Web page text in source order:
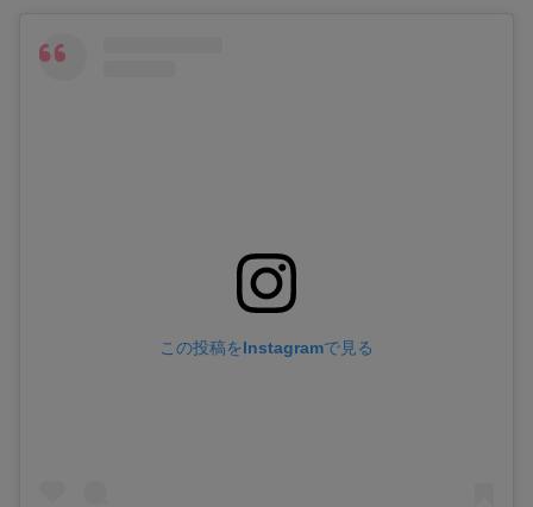
この投稿をInstagramで見る